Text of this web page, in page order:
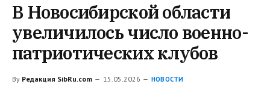
В Новосибирской области
увеличилось число военно-
патриотических клубов
By Редакция SibRu.com 15.05.2026 НОВОСТИ